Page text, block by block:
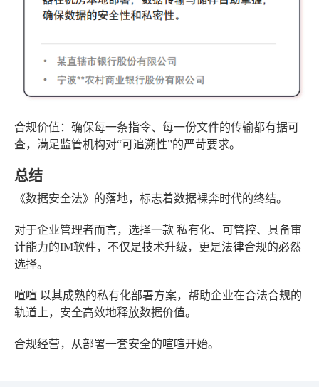
合规价值 ：确保每一条指令、每一份文件的传输都有据可
查，满足监管机构对“可追溯性”的严苛要求。
总结
《数据安全法》的落地，标志着数据裸奔时代的终结。
对于企业管理者而言，选择一款 私有化、可管控、具备审
计能力的IM软件，不仅是技术升级，更是法律合规的必然
选择。
喧喧 以其成熟的私有化部署方案，帮助企业在合法合规的
轨道上，安全高效地释放数据价值。
合规经营，从部署一套安全的喧喧开始。